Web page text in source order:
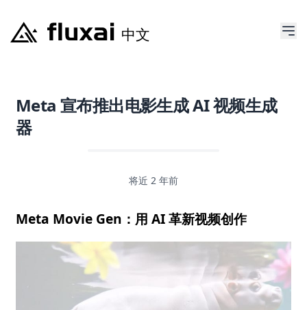
Meta 宣布推出电影生成 AI 视频生成
器
将近 2 年前
Meta Movie Gen：用 AI 革新视频创作